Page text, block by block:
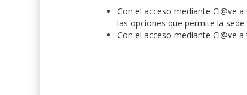
Con el acceso mediante Cl@ve
las opciones que permite la sede
Con el acceso mediante Cl@ve